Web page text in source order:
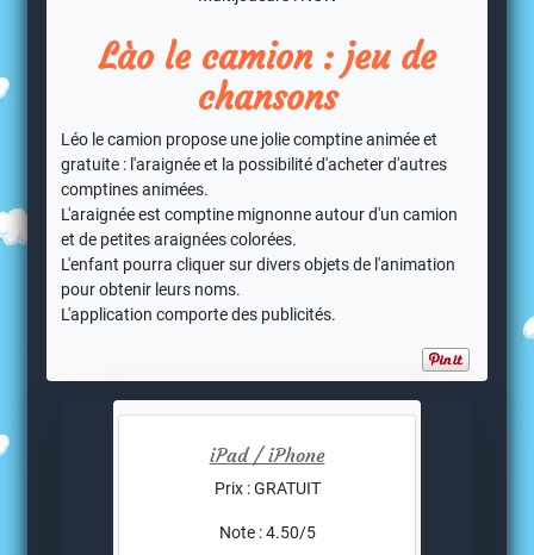
Lào le camion : jeu de
chansons
Léo le camion propose une jolie comptine animée et
gratuite : l'araignée et la possibilité d'acheter d'autres
comptines animées.
L'araignée est comptine mignonne autour d'un camion
et de petites araignées colorées.
L'enfant pourra cliquer sur divers objets de l'animation
pour obtenir leurs noms.
L'application comporte des publicités.
iPad / iPhone
Prix : GRATUIT
Note : 4.50/5